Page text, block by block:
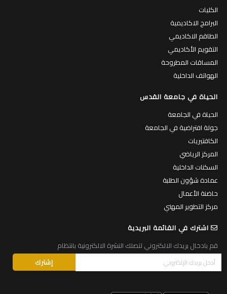
الكليات
البرامج الاكاديمية
الطاقم الاكاديمي
التقويم الأكاديمي
المساقات المطروحة
الهواتف الداخلية
الحياة في جامعة القدس
الحياة في الجامعة
جولة افتراضية في الجامعة
الكافتيريات
المركز الرياضي
السكنات الداخلية
عمادة شؤون الطلبة
حاضنة الأعمال
مركز التطوير المهني
اشترك في القائمة البريدية
قم بادخال بريدك الالكتروني لتصلك النشرة الالكترونية بانتظام